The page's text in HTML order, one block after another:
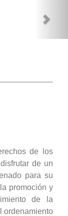
de los
de un
para su
promoción y
de la
ordenamiento